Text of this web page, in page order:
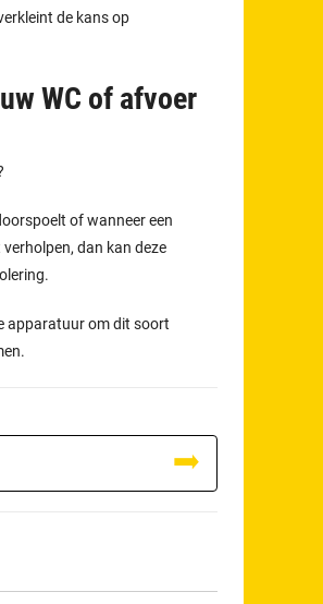
de kans op
WC of afvoer
of wanneer een
dan kan deze
apparatuur om dit soort